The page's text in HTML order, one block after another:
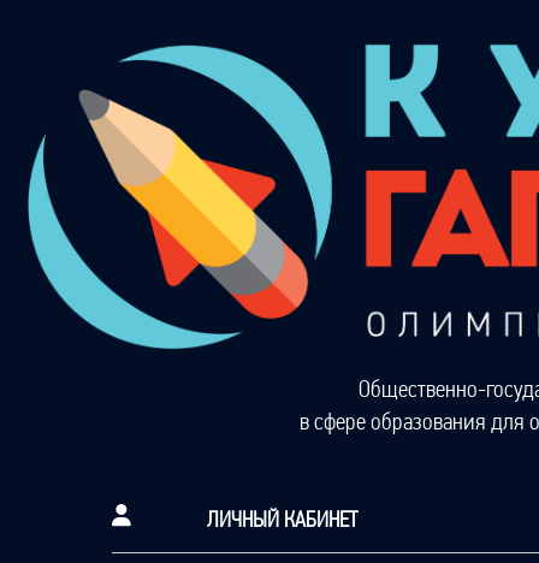
Общественно-
в сфере образования для
ЛИЧНЫЙ КАБИНЕТ